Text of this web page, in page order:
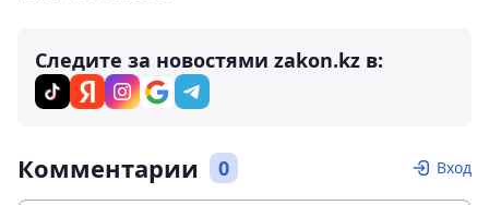
Следите за новостями zakon.kz в:
Комментарии 0 Вход